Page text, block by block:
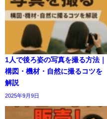
1人で後ろ姿の写真を撮る方法｜
構図・機材・自然に撮るコツを
解説
2025年9月9日